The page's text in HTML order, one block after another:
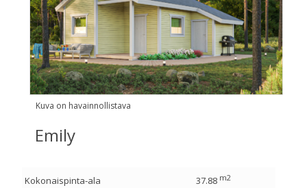
Kuva on havainnollistava
Emily
Kokonaispinta-ala 37.88 m2